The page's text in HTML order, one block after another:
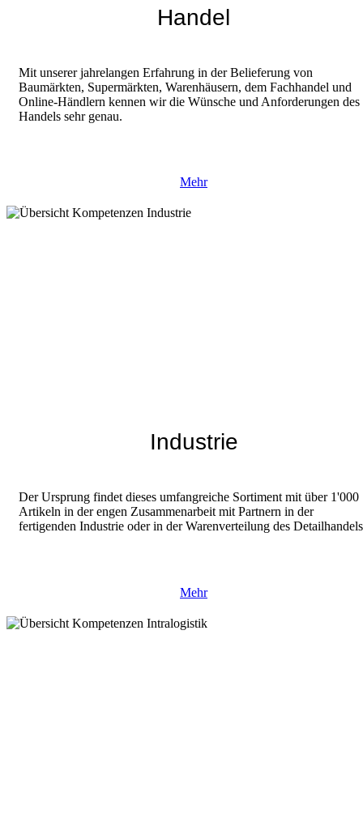
Handel
Mit unserer jahrelangen Erfahrung in der Belieferung von
Baumärkten, Supermärkten, Warenhäusern, dem Fachhandel und
Online-Händlern kennen wir die Wünsche und Anforderungen des
Handels sehr genau.
Mehr
Industrie
Der Ursprung findet dieses umfangreiche Sortiment mit über 1'000
Artikeln in der engen Zusammenarbeit mit Partnern in der
fertigenden Industrie oder in der Warenverteilung des
Mehr